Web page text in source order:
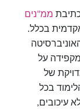
ממ"נים
בכלל.
על
של
בכל
עיכובים,